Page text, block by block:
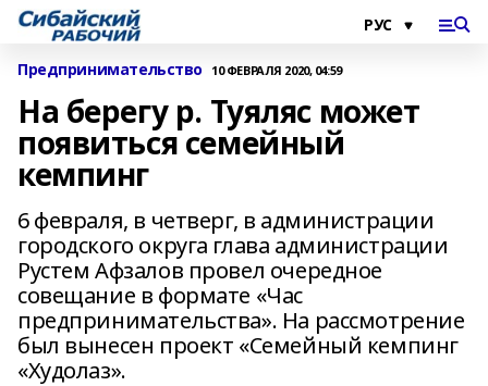
Предпринимательство 10 ФЕВРАЛЯ 2020, 04:59
На берегу р. Туяляс может
появиться семейный
кемпинг
6 февраля, в четверг, в администрации
городского округа глава администрации
Рустем Афзалов провел очередное
совещание в формате «Час
предпринимательства». На рассмотрение
был вынесен проект «Семейный кемпинг
«Худолаз».